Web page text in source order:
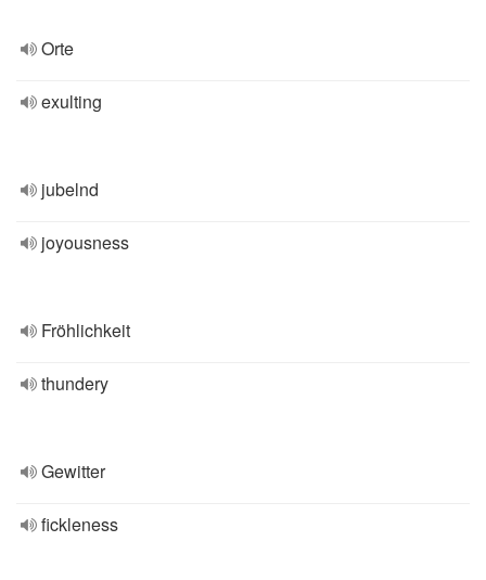
Orte
exulting
jubelnd
joyousness
Fröhlichkeit
thundery
Gewitter
fickleness